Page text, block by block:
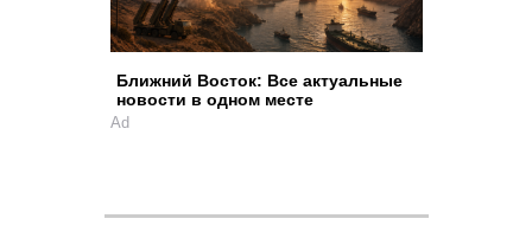
Ближний Восток: Все актуальные
новости в одном месте
Ad